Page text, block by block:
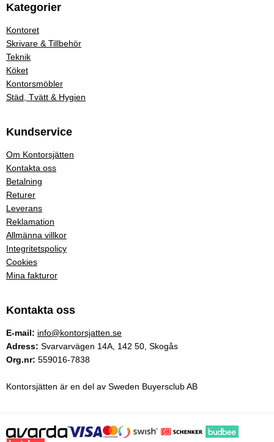
Kategorier
Kontoret
Skrivare & Tillbehör
Teknik
Köket
Kontorsmöbler
Städ, Tvätt & Hygien
Kundservice
Om Kontorsjätten
Kontakta oss
Betalning
Returer
Leverans
Reklamation
Allmänna villkor
Integritetspolicy
Cookies
Mina fakturor
Kontakta oss
E-mail: info@kontorsjatten.se
Adress: Svarvarvägen 14A, 142 50, Skogås
Org.nr: 559016-7838
Kontorsjätten är en del av Sweden Buyersclub AB